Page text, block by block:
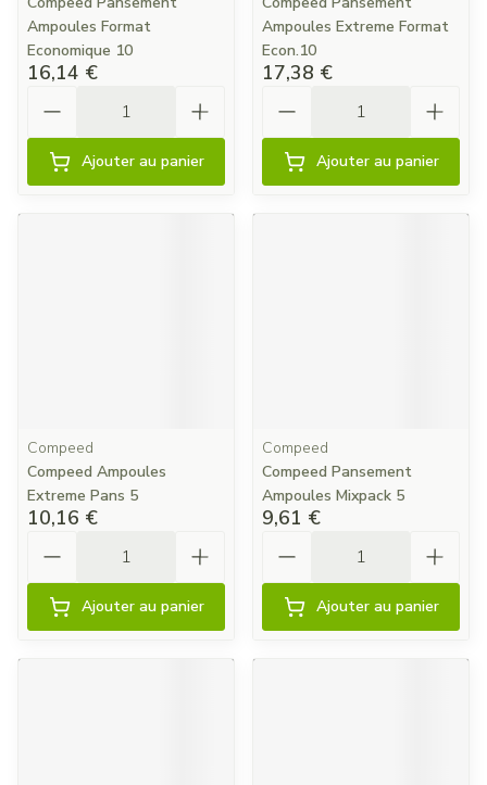
Ampoules Format
Economique 10
16,14 €
Ajouter au panier
Ampoules Extreme Format
Econ.10
17,38 €
Ajouter au panier
Compeed
Compeed Ampoules
Extreme Pans 5
10,16 €
Ajouter au panier
Compeed
Compeed Pansement
Ampoules Mixpack 5
9,61 €
Ajouter au panier